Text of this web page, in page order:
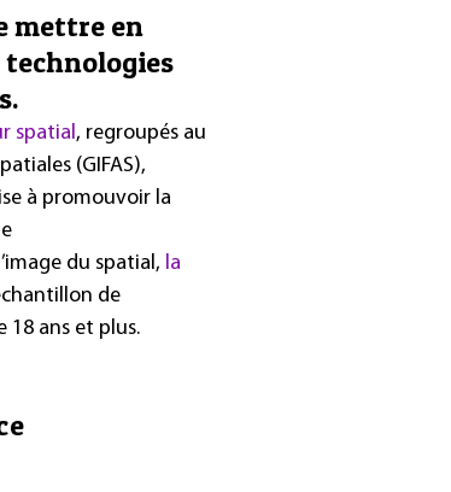
mettre en
technologies
spatial, regroupés au
(GIFAS),
à promouvoir la
du spatial, la
de
18 ans et plus.